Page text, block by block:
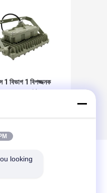
1 বিভাগ 1 বিপজ্জনক
looking